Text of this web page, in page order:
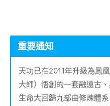
重要通知
天功已在2011年升級為鳳
大師）悟創的一套融遠古
生命大回歸九部曲修煉體